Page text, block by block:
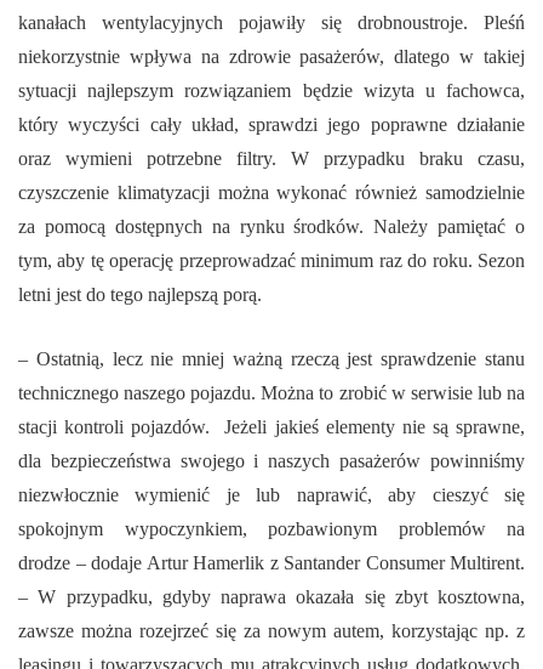
kanałach wentylacyjnych pojawiły się drobnoustroje. Pleśń
niekorzystnie wpływa na zdrowie pasażerów, dlatego w takiej
sytuacji najlepszym rozwiązaniem będzie wizyta u fachowca,
który wyczyści cały układ, sprawdzi jego poprawne działanie
oraz wymieni potrzebne filtry. W przypadku braku czasu,
czyszczenie klimatyzacji można wykonać również samodzielnie
za pomocą dostępnych na rynku środków. Należy pamiętać o
tym, aby tę operację przeprowadzać minimum raz do roku. Sezon
letni jest do tego najlepszą porą.
– Ostatnią, lecz nie mniej ważną rzeczą jest sprawdzenie stanu
technicznego naszego pojazdu. Można to zrobić w serwisie lub na
stacji kontroli pojazdów. Jeżeli jakieś elementy nie są sprawne,
dla bezpieczeństwa swojego i naszych pasażerów powinniśmy
niezwłocznie wymienić je lub naprawić, aby cieszyć się
spokojnym wypoczynkiem, pozbawionym problemów na
drodze – dodaje Artur Hamerlik z Santander Consumer Multirent.
– W przypadku, gdyby naprawa okazała się zbyt kosztowna,
zawsze można rozejrzeć się za nowym autem, korzystając np. z
leasingu i towarzyszących mu atrakcyjnych usług dodatkowych,